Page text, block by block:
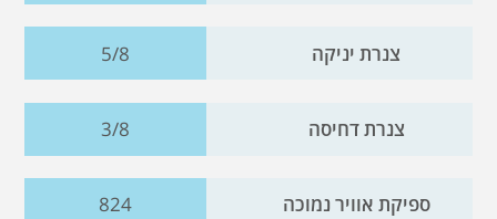
צנרת יניקה 5/8
צנרת דחיסה 3/8
ספיקת אוויר נמוכה 824